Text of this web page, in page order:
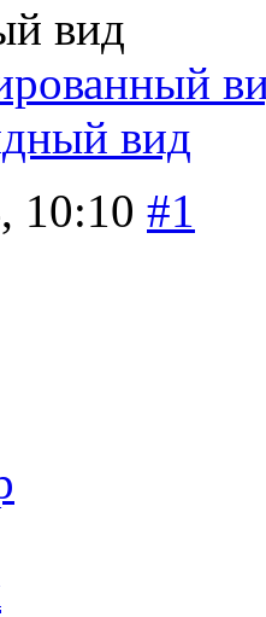
вид
вид
10:10 #1